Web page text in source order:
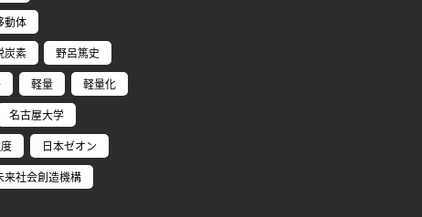
動体
炭素
野呂篤史
軽量
軽量化
名古屋大学
日本ゼオン
来社会創造機構